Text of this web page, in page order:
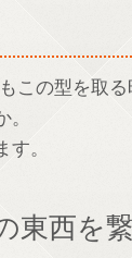
この型を取
。
東西を